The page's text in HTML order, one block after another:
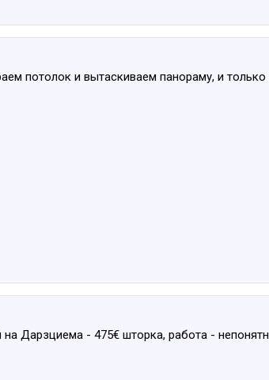
потолок и вытаскиваем панораму, и
Дарзциема - 475€ шторка, работа -